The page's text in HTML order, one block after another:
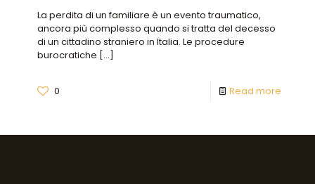
La perdita di un familiare è un evento traumatico,
ancora più complesso quando si tratta del decesso
di un cittadino straniero in Italia. Le procedure
burocratiche […]
0 Read more